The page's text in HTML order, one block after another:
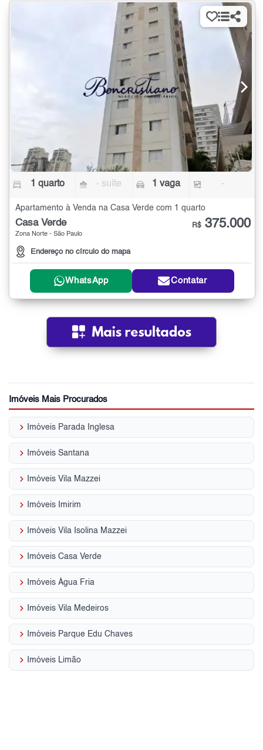
1 quarto - suíte 1 vaga -
Apartamento à Venda na Casa Verde com 1 quarto
Casa Verde
Zona Norte - São Paulo
Endereço no círculo do mapa
R$ 375.000
WhatsApp Contatar
Imóveis Mais Procurados
keyboard_arrow_right Imóveis Parada Inglesa
keyboard_arrow_right Imóveis Santana
keyboard_arrow_right Imóveis Vila Mazzei
keyboard_arrow_right Imóveis Imirim
keyboard_arrow_right Imóveis Vila Isolina Mazzei
keyboard_arrow_right Imóveis Casa Verde
keyboard_arrow_right Imóveis Água Fria
keyboard_arrow_right Imóveis Vila Medeiros
keyboard_arrow_right Imóveis Parque Edu Chaves
keyboard_arrow_right Imóveis Limão